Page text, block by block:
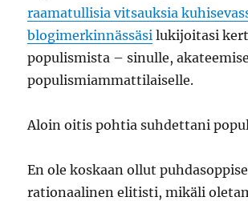
raamatullisia vitsauksia
blogimerkinnässäsi lukijoitasi
populismista ­– sinulle,
populismiammattilaiselle.
Aloin oitis pohtia suhdettani
En ole koskaan ollut
rationaalinen elitisti, mikäli